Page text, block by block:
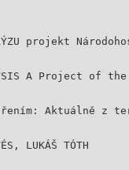
projekt
ANALYSIS A Project
Aktuálně z
LUKÁŠ TÓTH